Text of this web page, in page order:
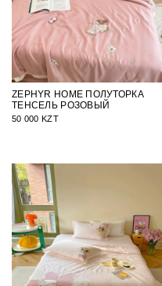
ZEPHYR HOME ПОЛУТОРКА
ТЕНСЕЛЬ РОЗОВЫЙ
50 000 KZT